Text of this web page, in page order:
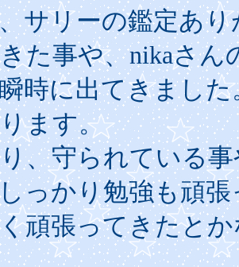
サリーの鑑定あ
た事や、nikaさん
時に出てきまし
ます。
、守られている
っかり勉強も頑
頑張ってきたと